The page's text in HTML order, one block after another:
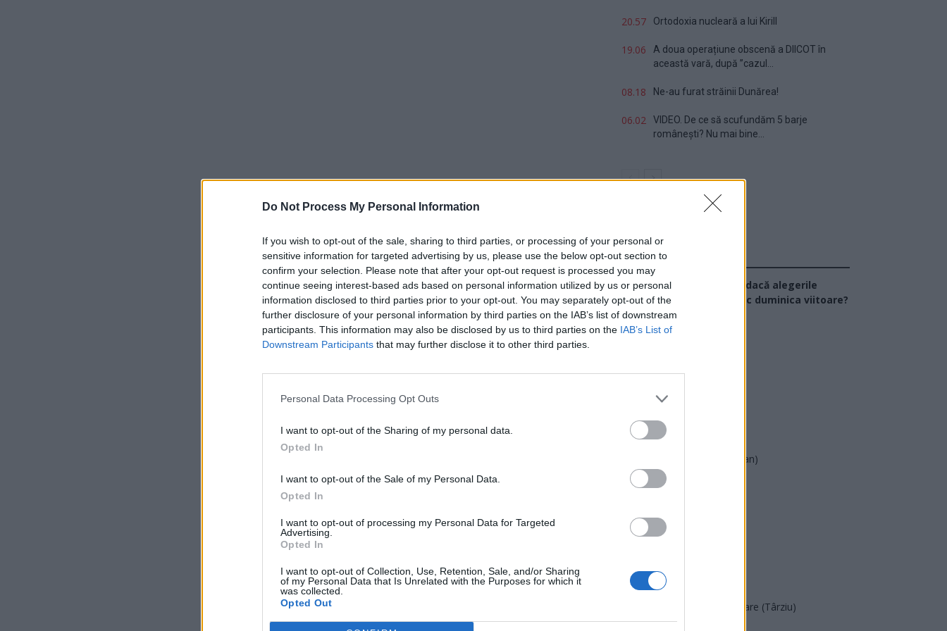
Do Not Process My Personal Information
If you wish to opt-out of the sale, sharing to third parties, or processing of your personal or
sensitive information for targeted advertising by us, please use the below opt-out section to
confirm your selection. Please note that after your opt-out request is processed you may
continue seeing interest-based ads based on personal information utilized by us or personal
information disclosed to third parties prior to your opt-out. You may separately opt-out of the
further disclosure of your personal information by third parties on the IAB’s list of downstream
participants. This information may also be disclosed by us to third parties on the IAB’s List of
Downstream Participants that may further disclose it to other third parties.
Personal Data Processing Opt Outs
I want to opt-out of the Sharing of my personal data.
Opted In
I want to opt-out of the Sale of my Personal Data.
Opted In
I want to opt-out of processing my Personal Data for Targeted
Advertising.
Opted In
I want to opt-out of Collection, Use, Retention, Sale, and/or Sharing
of my Personal Data that Is Unrelated with the Purposes for which it
was collected.
Opted Out
20.57 Ortodoxia nucleară a lui Kirill
19.06
A doua operațiune obscenă a DIICOT în
această vară, după ”cazul...
08.18 Ne-au furat străinii Dunărea!
06.02
VIDEO. De ce să scufundăm 5 barje
românești? Nu mai bine...
Sondaj
Ce partid ați vota dacă alegerile
parlamentare ar avea loc duminica viitoare?
USR
PSD
AUR
PMP (Tomac)
Forța Dreptei (L. Orban)
PNȚMM
SENS
PACE (Peia)
Acțiunea Conservatoare (Târziu)